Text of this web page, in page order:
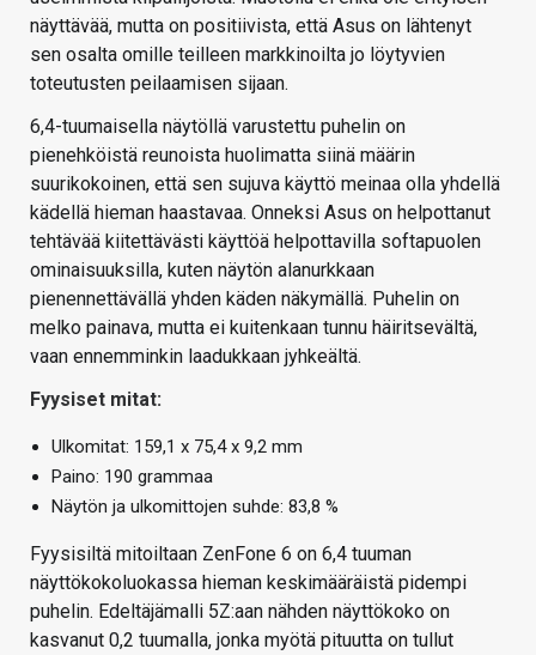
näyttävää, mutta on positiivista, että Asus on lähtenyt
sen osalta omille teilleen markkinoilta jo löytyvien
toteutusten peilaamisen sijaan.
6,4-tuumaisella näytöllä varustettu puhelin on
pienehköistä reunoista huolimatta siinä määrin
suurikokoinen, että sen sujuva käyttö meinaa olla yhdellä
kädellä hieman haastavaa. Onneksi Asus on helpottanut
tehtävää kiitettävästi käyttöä helpottavilla softapuolen
ominaisuuksilla, kuten näytön alanurkkaan
pienennettävällä yhden käden näkymällä. Puhelin on
melko painava, mutta ei kuitenkaan tunnu häiritsevältä,
vaan ennemminkin laadukkaan jyhkeältä.
Fyysiset mitat:
Ulkomitat: 159,1 x 75,4 x 9,2 mm
Paino: 190 grammaa
Näytön ja ulkomittojen suhde: 83,8 %
Fyysisiltä mitoiltaan ZenFone 6 on 6,4 tuuman
näyttökokoluokassa hieman keskimääräistä pidempi
puhelin. Edeltäjämalli 5Z:aan nähden näyttökoko on
kasvanut 0,2 tuumalla, jonka myötä pituutta on tullut